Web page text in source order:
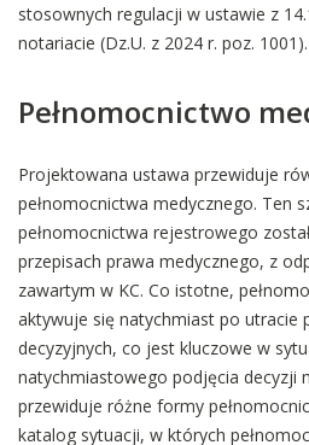
stosownych regulacji w ustawie z
notariacie (Dz.U. z 2024 r. poz. 1001).
Pełnomocnictwo
Projektowana ustawa przewiduje
pełnomocnictwa medycznego. Ten
pełnomocnictwa rejestrowego
przepisach prawa medycznego, z
zawartym w KC. Co istotne,
aktywuje się natychmiast po utracie
decyzyjnych, co jest kluczowe w
natychmiastowego podjęcia decyzji
przewiduje różne formy
katalog sytuacji, w których